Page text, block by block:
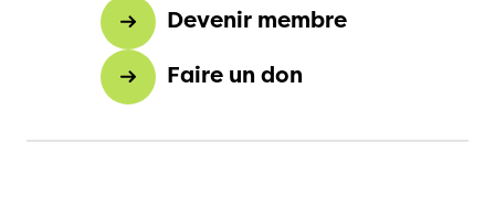
Devenir membre
Faire un don